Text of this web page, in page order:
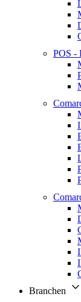
POS -
Branchen